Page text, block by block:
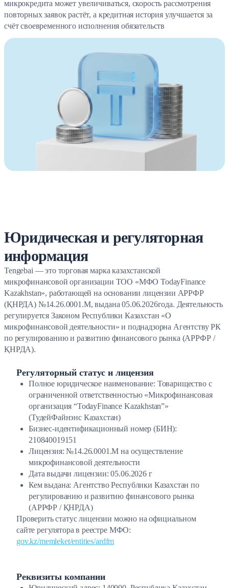
микрокредита может увеличиваться, скорость рассмотрения
повторных заявок растёт, а кредитная история улучшается за
счёт своевременного исполнения обязательств
Юридическая и регуляторная
информация
Tengebai — это торговая марка казахстанской
микрофинансовой организации ТОО «МФО TodayFinance
Kazakhstan», работающей на основании лицензии АРРФР
(ҚНРДА) №14.26.0001.М, выдана 05.06.2026года. Деятельность
регулируется Законом Республики Казахстан «О
микрофинансовой деятельности» и поднадзорна Агентству РК
по регулированию и развитию финансового рынка (АРРФР /
ҚНРДА).
Регуляторный статус и лицензия
Полное юридическое наименование: Товарищество с
ограниченной ответственностью «Микрофинансовая
организация “TodayFinance Kazakhstan”»
(ТудейФайнэнс Казахстан)
Бизнес-идентификационный номер (БИН):
210840019151
Лицензия:№14.26.0001.Мна осуществление
микрофинансовой деятельности
Дата выдачи лицензии: 05.06.2026 г
Кем выдана: Агентство Республики Казахстан по
регулированию и развитию финансового рынка
(АРРФР / ҚНРДА)
Проверить статус лицензии можно на официальном
сайте регулятора в реестре МФО:
gov.kz/memleket/entities/ardfm
Реквизиты компании